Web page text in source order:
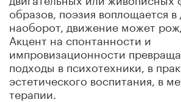
образов, поэзия воплощается
наоборот, движение может
Акцент на спонтанности и
импровизационности
подходы в психотехники, в
эстетического воспитания, в
терапии.